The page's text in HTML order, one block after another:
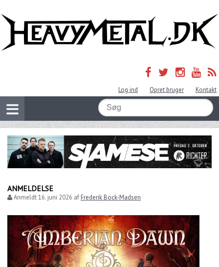
Log ind Opret bruger Kontakt
ANMELDELSE
Anmeldt16. juni 2026 afFrederik Bock-Madsen